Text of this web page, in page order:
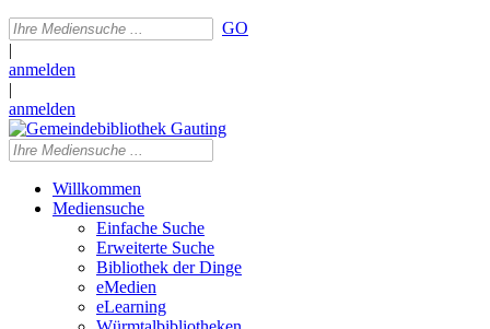
GO
|
anmelden
|
anmelden
Willkommen
Mediensuche
Einfache Suche
Erweiterte Suche
Bibliothek der Dinge
eMedien
eLearning